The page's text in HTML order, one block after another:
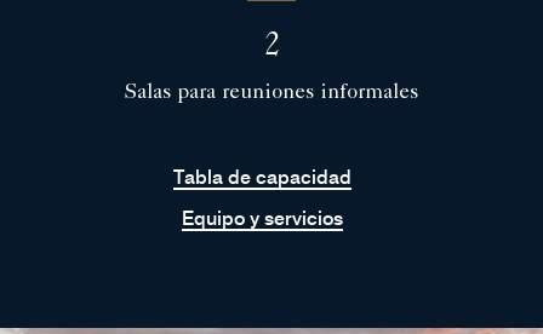
2
Salas para reuniones informales
Tabla de capacidad
Equipo y servicios